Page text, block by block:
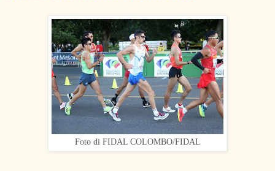
Foto di FIDAL COLOMBO/FIDAL